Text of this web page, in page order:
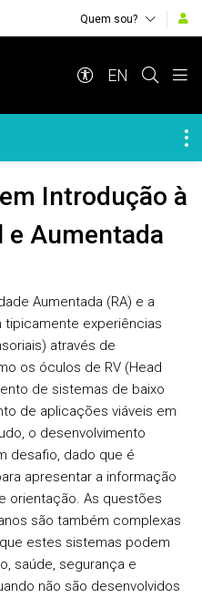
Quem sou?
EN
e Aumentada
Aumentada (RA) e a
tipicamente experiências
através de
os óculos de RV (Head
de sistemas de baixo
de aplicações viáveis em
o desenvolvimento
desafio, dado que é
apresentar a informação
orientação. As questões
são também complexas
estes sistemas podem
saúde, segurança e
não são desenvolvidos